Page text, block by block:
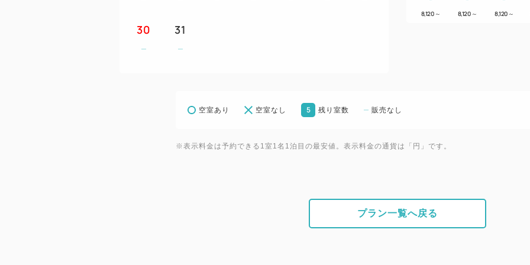
30 31
8,120 ～ 8,120 ～ 8,120 ～
空室あり 空室なし 5 残り室数 販売なし
※表示料金は予約できる1室1名1泊目の最安値。表示料金の通貨は「円」です。
プラン一覧へ戻る